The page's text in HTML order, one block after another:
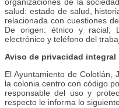
salud: estado de salud,
relacionada con cuestiones
De origen: étnico y racial;
electrónico y teléfono del
Aviso de privacidad integral
El Ayuntamiento de Colotlán,
la colonia centro con código
responsable del uso y
respecto le informa lo